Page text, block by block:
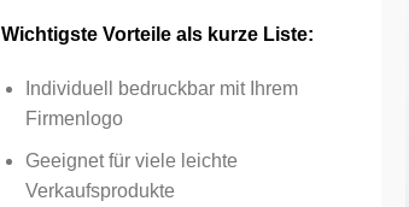
Wichtigste Vorteile als kurze Liste:
Individuell bedruckbar mit Ihrem
Firmenlogo
Geeignet für viele leichte
Verkaufsprodukte